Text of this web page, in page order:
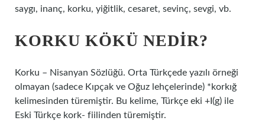
saygı, inanç, korku, yiğitlik, cesaret, sevinç, sevgi, vb.
KORKU KÖKÜ NEDIR?
Korku – Nisanyan Sözlüğü. Orta Türkçede yazılı örneği
olmayan (sadece Kıpçak ve Oğuz lehçelerinde) *korkığ
kelimesinden türemiştir. Bu kelime, Türkçe eki +I(g) ile
Eski Türkçe kork- fiilinden türemiştir.